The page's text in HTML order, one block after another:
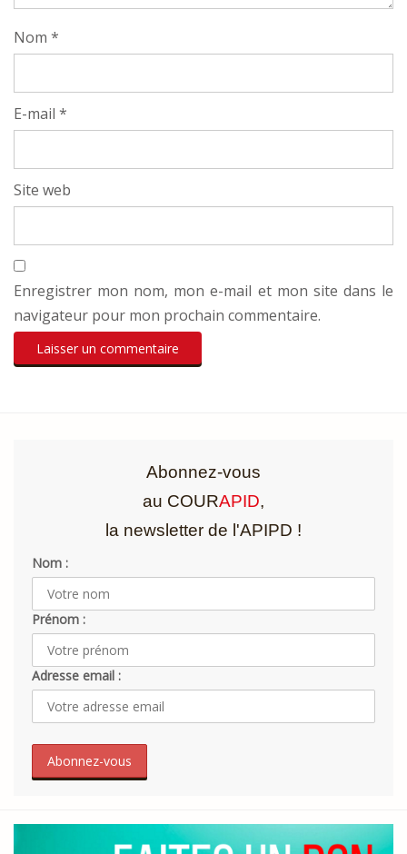
Nom *
E-mail *
Site web
Enregistrer mon nom, mon e-mail et mon site dans le
navigateur pour mon prochain commentaire.
Abonnez-vous
au COURAPID,
la newsletter de l'APIPD !
Nom :
Prénom :
Adresse email :